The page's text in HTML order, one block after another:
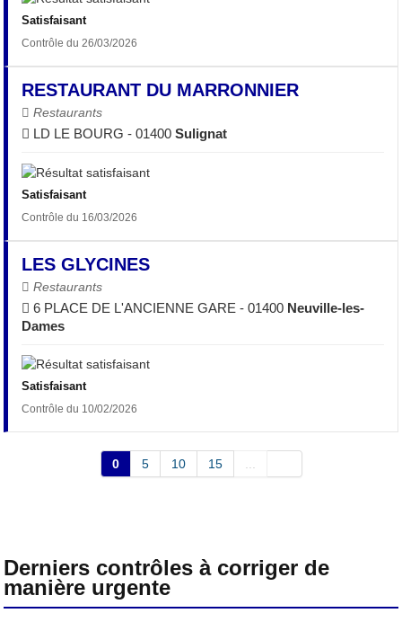
Satisfaisant
Contrôle du 26/03/2026
RESTAURANT DU MARRONNIER
Restaurants
LD LE BOURG - 01400Sulignat
Satisfaisant
Contrôle du 16/03/2026
LES GLYCINES
Restaurants
6 PLACE DE L'ANCIENNE GARE - 01400 Neuville-les-
Dames
Satisfaisant
Contrôle du 10/02/2026
0 5 10 15
Derniers contrôles à corriger de
manière urgente